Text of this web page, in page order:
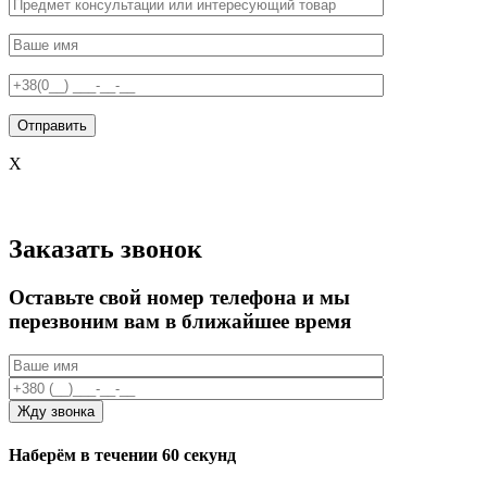
X
Заказать звонок
Оставьте свой номер телефона и мы
перезвоним вам в ближайшее время
Наберём в течении 60 секунд